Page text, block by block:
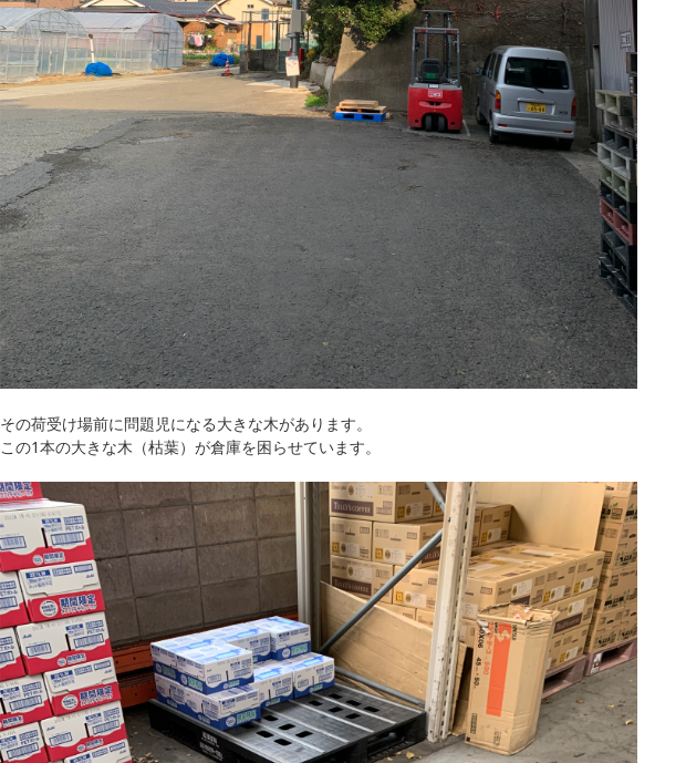
その荷受け場前に問題児になる大きな木があります。
この1本の大きな木（枯葉）が倉庫を困らせています。